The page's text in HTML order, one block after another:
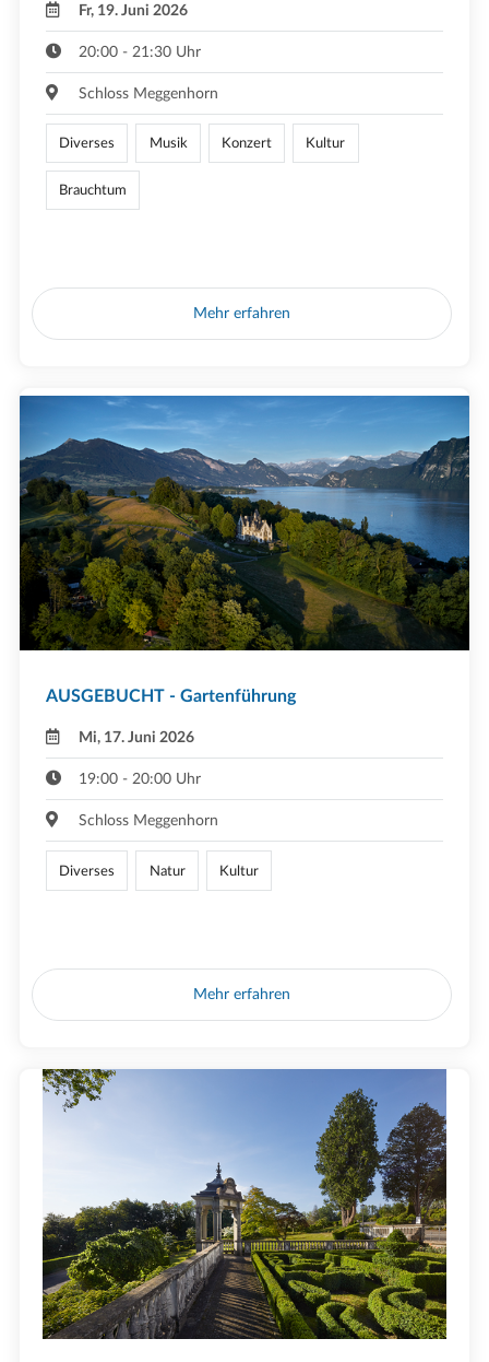
Fr, 19. Juni 2026
20:00 - 21:30 Uhr
Schloss Meggenhorn
Diverses Musik Konzert Kultur
Brauchtum
Mehr erfahren
AUSGEBUCHT - Gartenführung
Mi, 17. Juni 2026
19:00 - 20:00 Uhr
Schloss Meggenhorn
Diverses Natur Kultur
Mehr erfahren